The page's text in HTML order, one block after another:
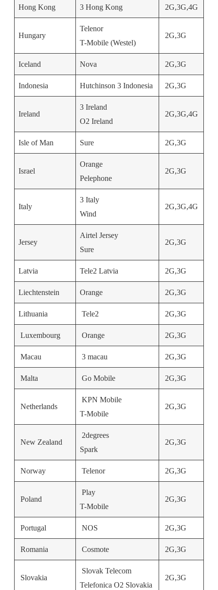
Hong Kong 3 Hong Kong 2G,3G,4G
Hungary
Telenor
T-Mobile (Westel)
2G,3G
Iceland Nova 2G,3G
Indonesia Hutchinson 3 Indonesia 2G,3G
Ireland
3 Ireland
O2 Ireland
2G,3G,4G
Isle of Man Sure 2G,3G
Israel
Orange
Pelephone
2G,3G
Italy
3 Italy
Wind
2G,3G,4G
Jersey
Airtel Jersey
Sure
2G,3G
Latvia Tele2 Latvia 2G,3G
Liechtenstein Orange 2G,3G
Lithuania Tele2 2G,3G
Luxembourg Orange 2G,3G
Macau 3 macau 2G,3G
Malta Go Mobile 2G,3G
Netherlands
KPN Mobile
T-Mobile
2G,3G
New Zealand
2degrees
Spark
2G,3G
Norway Telenor 2G,3G
Poland
Play
T-Mobile
2G,3G
Portugal NOS 2G,3G
Romania Cosmote 2G,3G
Slovakia
Slovak Telecom
Telefonica O2 Slovakia
2G,3G